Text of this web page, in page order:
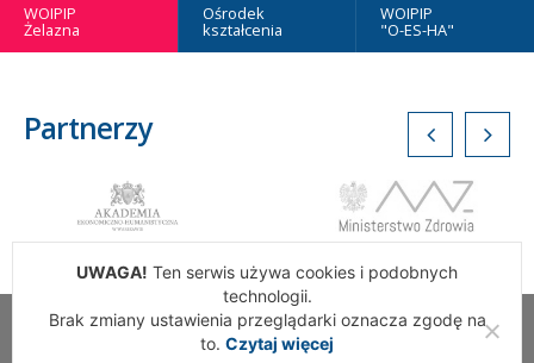
WOIPIP
Żelazna
Ośrodek
kształcenia
WOIPIP
"O-ES-HA"
Partnerzy
Wszelkie Prawa Zastrzeżone. Warszawska Okręgowa Izba
Pielęgniarek i Położnych
UWAGA! Ten serwis używa cookies i podobnych
technologii.
Brak zmiany ustawienia przeglądarki oznacza zgodę na
to. Czytaj więcej